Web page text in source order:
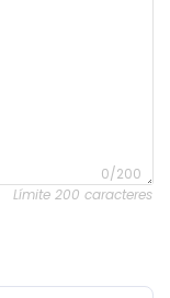
0/200
Límite 200 caracteres